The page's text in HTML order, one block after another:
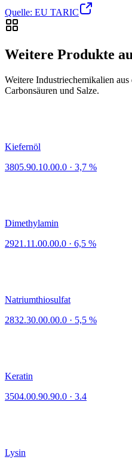
Quelle: EU TARIC
Weitere Produkte
Weitere Industriechemikalien
Carbonsäuren und Salze.
Kiefernöl
3805.90.10.00.0 · 3,7 %
Dimethylamin
2921.11.00.00.0 · 6,5 %
Natriumthiosulfat
2832.30.00.00.0 · 5,5 %
Keratin
3504.00.90.90.0 · 3.4
Lysin